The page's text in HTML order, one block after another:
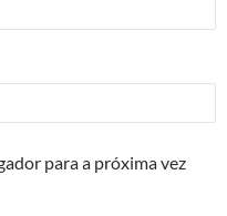
para a próxima vez